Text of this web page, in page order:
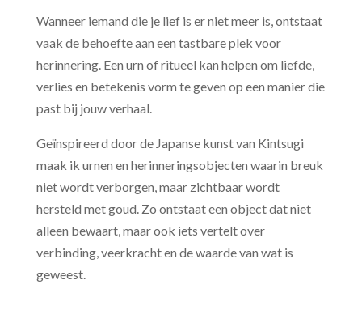
Wanneer iemand die je lief is er niet meer is, ontstaat
vaak de behoefte aan een tastbare plek voor
herinnering. Een urn of ritueel kan helpen om liefde,
verlies en betekenis vorm te geven op een manier die
past bij jouw verhaal.
Geïnspireerd door de Japanse kunst van Kintsugi
maak ik urnen en herinneringsobjecten waarin breuk
niet wordt verborgen, maar zichtbaar wordt
hersteld met goud. Zo ontstaat een object dat niet
alleen bewaart, maar ook iets vertelt over
verbinding, veerkracht en de waarde van wat is
geweest.